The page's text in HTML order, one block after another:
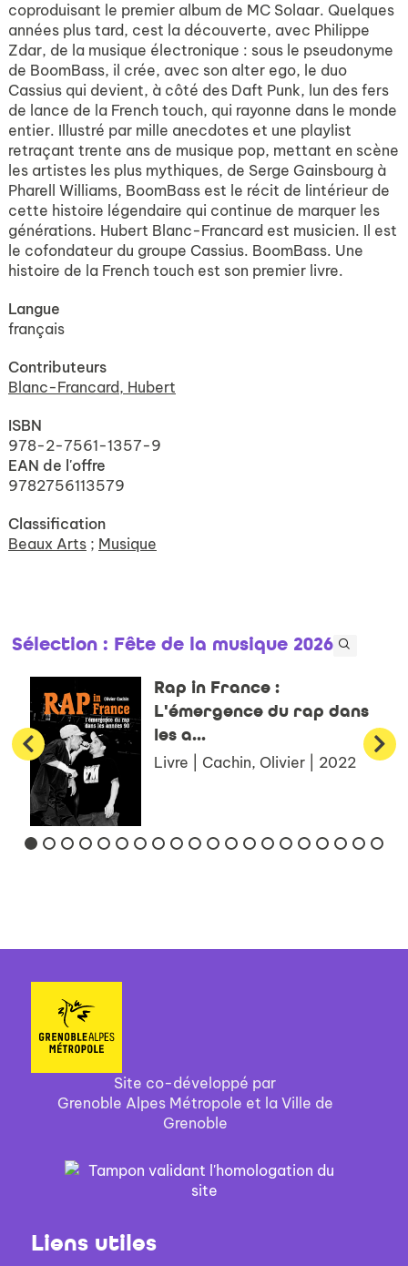
coproduisant le premier album de MC Solaar. Quelques
années plus tard, cest la découverte, avec Philippe
Zdar, de la musique électronique : sous le pseudonyme
de BoomBass, il crée, avec son alter ego, le duo
Cassius qui devient, à côté des Daft Punk, lun des fers
de lance de la French touch, qui rayonne dans le monde
entier. Illustré par mille anecdotes et une playlist
retraçant trente ans de musique pop, mettant en scène
les artistes les plus mythiques, de Serge Gainsbourg à
Pharell Williams, BoomBass est le récit de lintérieur de
cette histoire légendaire qui continue de marquer les
générations. Hubert Blanc-Francard est musicien. Il est
le cofondateur du groupe Cassius. BoomBass. Une
histoire de la French touch est son premier livre.
Langue
français
Contributeurs
Blanc-Francard, Hubert
ISBN
978-2-7561-1357-9
EAN de l'offre
9782756113579
Classification
Beaux Arts ; Musique
Sélection : Fête de la musique 2026
Rap in France :
L'émergence du rap dans
les a...
Livre | Cachin, Olivier | 2022
Site co-développé par
Grenoble Alpes Métropole et la Ville de
Grenoble
Liens utiles